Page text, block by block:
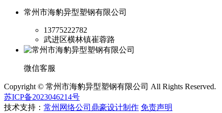
常州市海豹异型塑钢有限公司
13775222782
武进区横林镇崔蓉路
微信客服
Copyright © 常州市海豹异型塑钢有限公司 All Rights Reserved.
苏ICP备2023046214号
技术支持： 常州网络公司鼎豪设计制作 免责声明